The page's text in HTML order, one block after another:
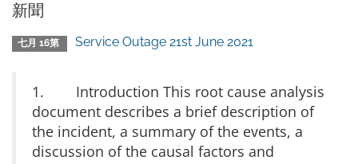
新聞
七月 16第 Service Outage 21st June 2021
1. Introduction This root cause analysis
document describes a brief description of
the incident, a summary of the events, a
discussion of the causal factors and